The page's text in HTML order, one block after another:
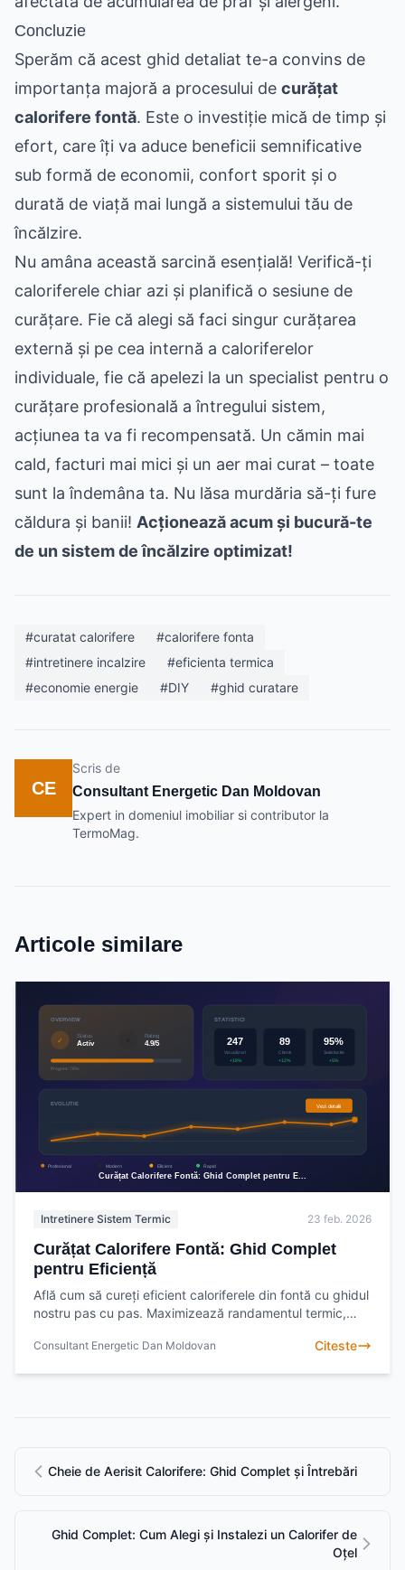
Concluzie
Sperăm că acest ghid detaliat te-a convins de
importanța majoră a procesului de curățat
calorifere fontă. Este o investiție mică de timp și
efort, care îți va aduce beneficii semnificative
sub formă de economii, confort sporit și o
durată de viață mai lungă a sistemului tău de
încălzire.
Nu amâna această sarcină esențială! Verifică-ți
caloriferele chiar azi și planifică o sesiune de
curățare. Fie că alegi să faci singur curățarea
externă și pe cea internă a caloriferelor
individuale, fie că apelezi la un specialist pentru o
curățare profesională a întregului sistem,
acțiunea ta va fi recompensată. Un cămin mai
cald, facturi mai mici și un aer mai curat – toate
sunt la îndemâna ta. Nu lăsa murdăria să-ți fure
căldura și banii! Acționează acum și bucură-te
de un sistem de încălzire optimizat!
#curatat calorifere
#calorifere fonta
#intretinere incalzire
#eficienta termica
#economie energie
#DIY #ghid curatare
CE
Scris de
Consultant Energetic Dan Moldovan
Expert in domeniul imobiliar si contributor la
TermoMag.
Articole similare
Intretinere Sistem Termic 23 feb. 2026
Curățat Calorifere Fontă: Ghid Complet
pentru Eficiență
Află cum să cureți eficient caloriferele din fontă cu ghidul
nostru pas cu pas. Maximizează randamentul termic,
Consultant Energetic Dan Moldovan Citeste
Cheie de Aerisit Calorifere: Ghid Complet și Întrebări
Ghid Complet: Cum Alegi și Instalezi un Calorifer de
Oțel